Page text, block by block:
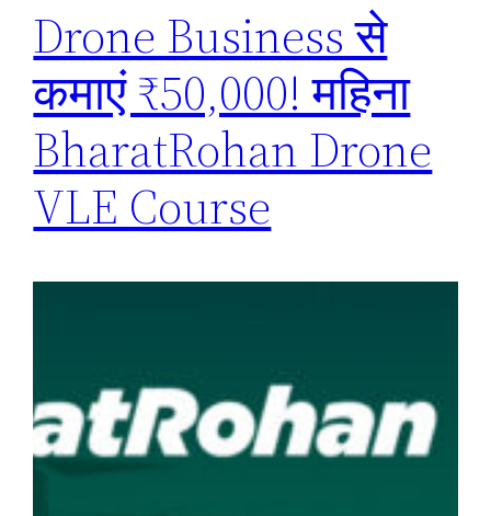
Drone Business से
कमाएं ₹50,000! महिना
BharatRohan Drone
VLE Course